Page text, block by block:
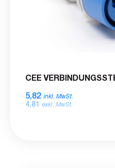
CEE
5,82 inkl. MwSt.
4,81 exkl. MwSt.